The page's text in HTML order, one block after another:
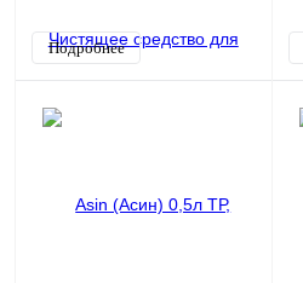
Подробнее